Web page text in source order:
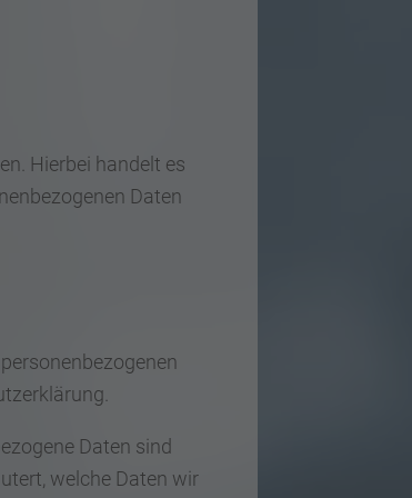
Hierbei handelt es
Daten
Daten sind
welche Daten wir